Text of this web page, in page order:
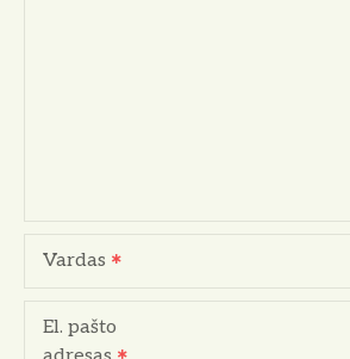
Vardas
El. pašto